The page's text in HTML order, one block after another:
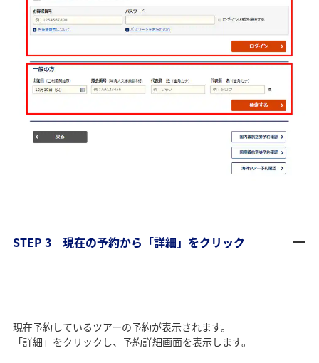
STEP 3 現在の予約から「詳細」をクリック
現在予約しているツアーの予約が表示されます。
「詳細」をクリックし、予約詳細画面を表示します。